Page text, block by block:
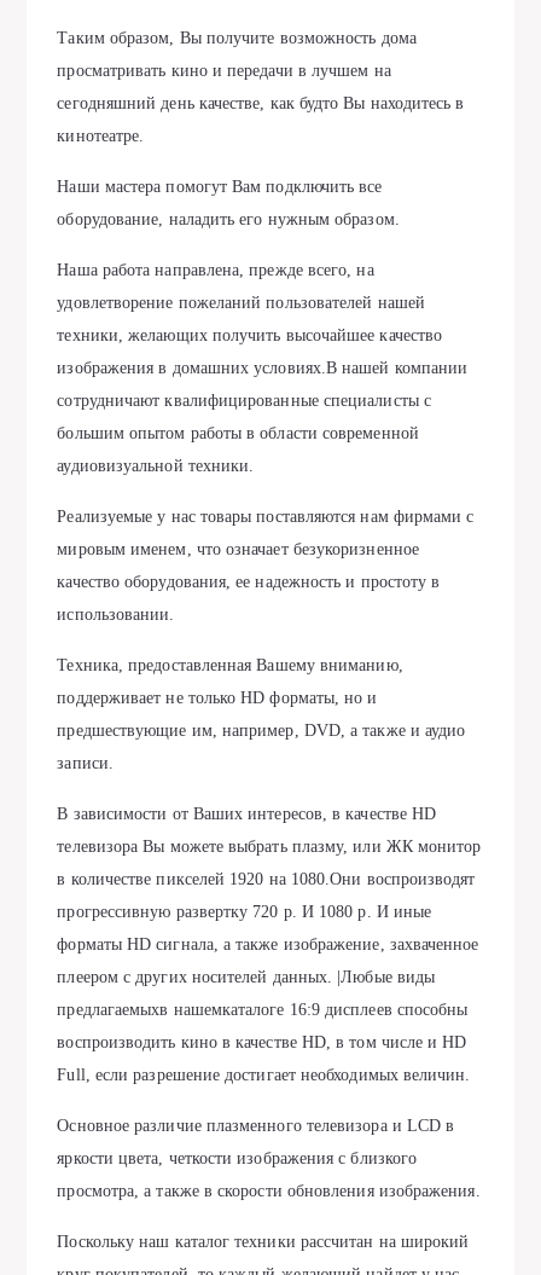
Таким образом, Вы получите возможность дома
просматривать кино и передачи в лучшем на
сегодняшний день качестве, как будто Вы находитесь в
кинотеатре.
Наши мастера помогут Вам подключить все
оборудование, наладить его нужным образом.
Наша работа направлена, прежде всего, на
удовлетворение пожеланий пользователей нашей
техники, желающих получить высочайшее качество
изображения в домашних условиях.В нашей компании
сотрудничают квалифицированные специалисты с
большим опытом работы в области современной
аудиовизуальной техники.
Реализуемые у нас товары поставляются нам фирмами с
мировым именем, что означает безукоризненное
качество оборудования, ее надежность и простоту в
использовании.
Техника, предоставленная Вашему вниманию,
поддерживает не только HD форматы, но и
предшествующие им, например, DVD, а также и аудио
записи.
В зависимости от Ваших интересов, в качестве HD
телевизора Вы можете выбрать плазму, или ЖК монитор
в количестве пикселей 1920 на 1080.Они воспроизводят
прогрессивную развертку 720 p. И 1080 p. И иные
форматы HD сигнала, а также изображение, захваченное
плеером с других носителей данных. |Любые виды
предлагаемыхв нашемкаталоге 16:9 дисплеев способны
воспроизводить кино в качестве HD, в том числе и HD
Full, если разрешение достигает необходимых величин.
Основное различие плазменного телевизора и LCD в
яркости цвета, четкости изображения с близкого
просмотра, а также в скорости обновления изображения.
Поскольку наш каталог техники рассчитан на широкий